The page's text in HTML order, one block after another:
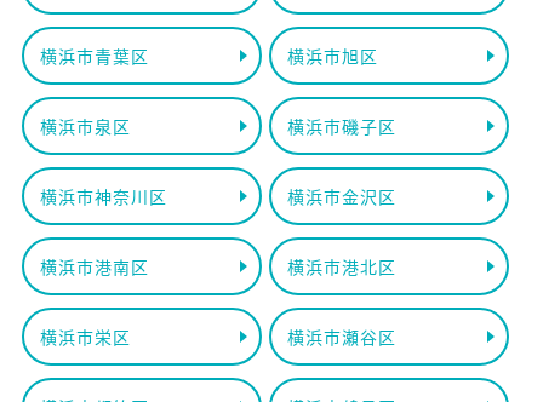
横浜市青葉区 横浜市旭区
横浜市泉区 横浜市磯子区
横浜市神奈川区 横浜市金沢区
横浜市港南区 横浜市港北区
横浜市栄区 横浜市瀬谷区